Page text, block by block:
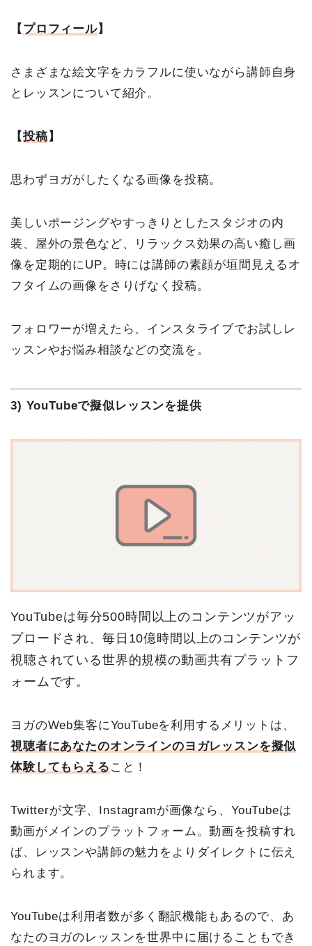
【 プロフィール】
さまざまな絵文字をカラフルに使いながら講師自身
とレッスンについて紹介。
【投稿 】
思わずヨガがしたくなる画像を投稿。
美しいポージングやすっきりとしたスタジオの内
装、屋外の景色など、リラックス効果の高い癒し画
像を定期的にUP。時には講師の素顔が垣間見えるオ
フタイムの画像をさりげなく投稿。
フォロワーが増えたら、インスタライブでお試しレ
ッスンやお悩み相談などの交流を。
3) YouTubeで擬似レッスンを提供
YouTubeは毎分500時間以上のコンテンツがアッ
プロードされ、毎日10億時間以上のコンテンツが
視聴されている世界的規模の動画共有プラットフ
ォームです。
ヨガのWeb集客にYouTubeを利用するメリットは、
視聴者にあなたのオンラインのヨガレッスンを擬似
体験してもらえる こと！
Twitterが文字、Instagramが画像なら、YouTubeは
動画がメインのプラットフォーム。動画を投稿すれ
ば、レッスンや講師の魅力をよりダイレクトに伝え
られます。
YouTubeは利用者数が多く翻訳機能もあるので、あ
なたのヨガのレッスンを世界中に届けることもでき